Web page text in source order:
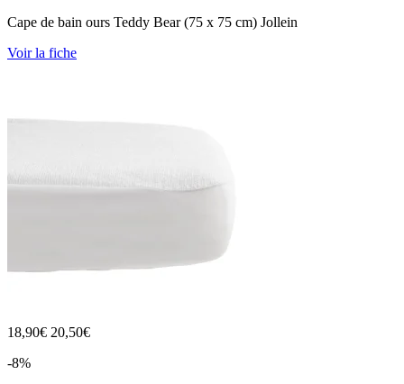
Cape de bain ours Teddy Bear (75 x 75 cm) Jollein
Voir la fiche
18,90€ 20,50€
-8%